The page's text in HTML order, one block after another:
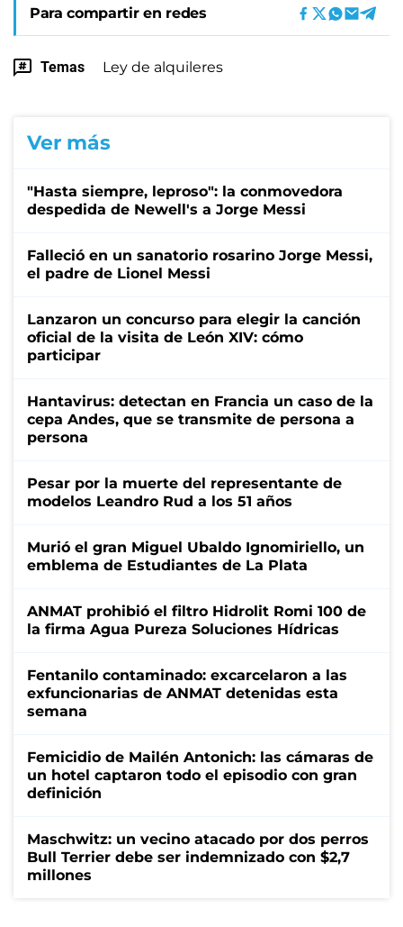
Para compartir en redes
Temas Ley de alquileres
Ver más
"Hasta siempre, leproso": la conmovedora
despedida de Newell's a Jorge Messi
Falleció en un sanatorio rosarino Jorge Messi,
el padre de Lionel Messi
Lanzaron un concurso para elegir la canción
oficial de la visita de León XIV: cómo
participar
Hantavirus: detectan en Francia un caso de la
cepa Andes, que se transmite de persona a
persona
Pesar por la muerte del representante de
modelos Leandro Rud a los 51 años
Murió el gran Miguel Ubaldo Ignomiriello, un
emblema de Estudiantes de La Plata
ANMAT prohibió el filtro Hidrolit Romi 100 de
la firma Agua Pureza Soluciones Hídricas
Fentanilo contaminado: excarcelaron a las
exfuncionarias de ANMAT detenidas esta
semana
Femicidio de Mailén Antonich: las cámaras de
un hotel captaron todo el episodio con gran
definición
Maschwitz: un vecino atacado por dos perros
Bull Terrier debe ser indemnizado con $2,7
millones